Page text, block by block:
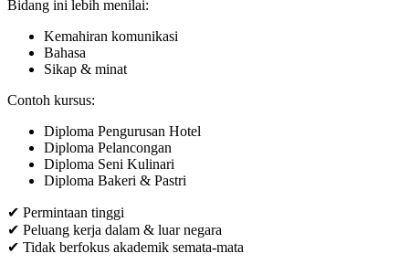
Bidang ini lebih menilai:
Kemahiran komunikasi
Bahasa
Sikap & minat
Contoh kursus:
Diploma Pengurusan Hotel
Diploma Pelancongan
Diploma Seni Kulinari
Diploma Bakeri & Pastri
✔ Permintaan tinggi
✔ Peluang kerja dalam & luar negara
✔ Tidak berfokus akademik semata-mata